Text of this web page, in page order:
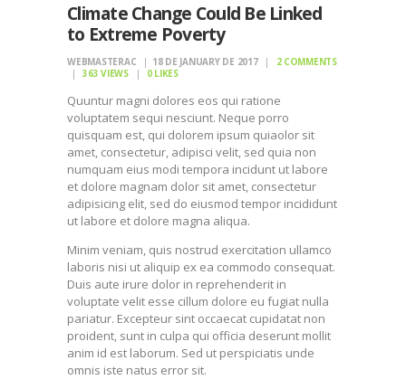
Climate Change Could Be Linked
to Extreme Poverty
WEBMASTERAC 18 DE JANUARY DE 2017 2 COMMENTS
363 VIEWS 0 LIKES
Quuntur magni dolores eos qui ratione
voluptatem sequi nesciunt. Neque porro
quisquam est, qui dolorem ipsum quiaolor sit
amet, consectetur, adipisci velit, sed quia non
numquam eius modi tempora incidunt ut labore
et dolore magnam dolor sit amet, consectetur
adipisicing elit, sed do eiusmod tempor incididunt
ut labore et dolore magna aliqua.
Minim veniam, quis nostrud exercitation ullamco
laboris nisi ut aliquip ex ea commodo consequat.
Duis aute irure dolor in reprehenderit in
voluptate velit esse cillum dolore eu fugiat nulla
pariatur. Excepteur sint occaecat cupidatat non
proident, sunt in culpa qui officia deserunt mollit
anim id est laborum. Sed ut perspiciatis unde
omnis iste natus error sit.